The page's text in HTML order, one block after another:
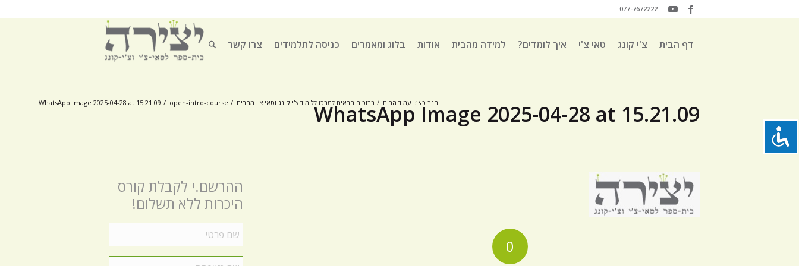
077-7672222
דף הבית צ'י קונג טאי צ'י איך לומדים? למידה מהבית אודות בלוג ומאמרים כניסה לתלמידים צרו קשר
WhatsApp Image 2025-04-28 at 15.21.09
הנך כאן: עמוד הבית / ברוכים הבאים למרכז ללימוד צ'י קונג וטאי צ'י מהבית /
open-intro-course
/
WhatsApp Image 2025-04-28 at 15.21.09
0
ההרשם.י לקבלת קורס
היכרות ללא תשלום!
פרטי
*